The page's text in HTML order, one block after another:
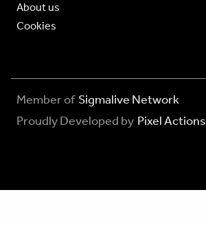
About us
Cookies
Member of Sigmalive Network
Proudly Developed by Pixel Actions